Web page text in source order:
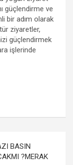
güçlendirme ve
bir adım olarak
ziyaretler,
güçlendirmek
işlerinde
BASIN
?MERAK